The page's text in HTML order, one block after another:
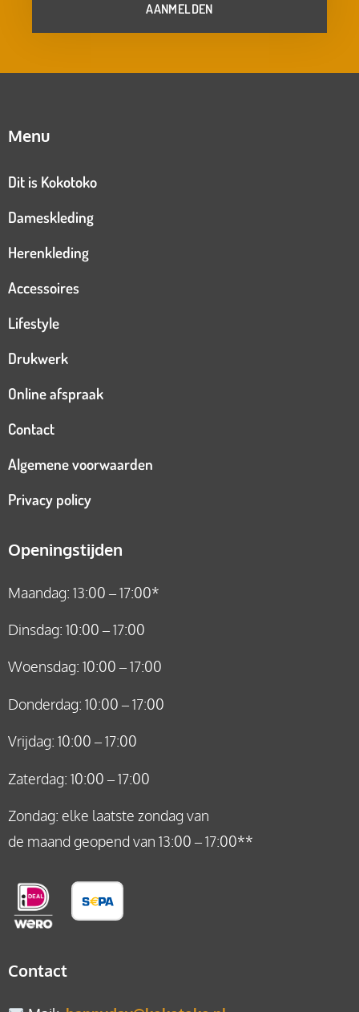
AANMELDEN
Menu
Dit is Kokotoko
Dameskleding
Herenkleding
Accessoires
Lifestyle
Drukwerk
Online afspraak
Contact
Algemene voorwaarden
Privacy policy
Openingstijden
Maandag: 13:00 – 17:00*
Dinsdag: 10:00 – 17:00
Woensdag: 10:00 – 17:00
Donderdag: 10:00 – 17:00
Vrijdag: 10:00 – 17:00
Zaterdag: 10:00 – 17:00
Zondag: elke laatste zondag van
de maand geopend van 13:00 – 17:00**
Contact